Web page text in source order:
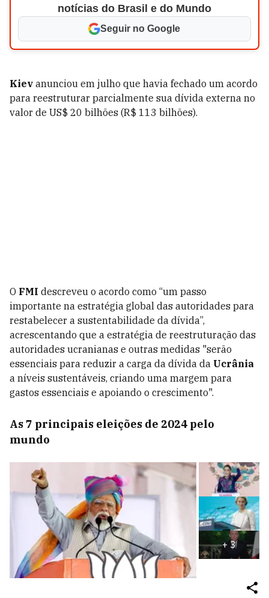
notícias do Brasil e do Mundo
Seguir no Google
Kiev anunciou em julho que havia fechado um acordo
para reestruturar parcialmente sua dívida externa no
valor de US$ 20 bilhões (R$ 113 bilhões).
O FMI descreveu o acordo como “um passo
importante na estratégia global das autoridades para
restabelecer a sustentabilidade da dívida”,
acrescentando que a estratégia de reestruturação das
autoridades ucranianas e outras medidas "serão
essenciais para reduzir a carga da dívida da Ucrânia
a níveis sustentáveis, criando uma margem para
gastos essenciais e apoiando o crescimento".
As 7 principais eleições de 2024 pelo
mundo
+ 3